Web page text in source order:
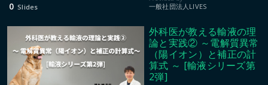
一般社団法人LIVES
0 Slides
外科医が教える輸液の理
論と実践② ～電解質異常
（陽イオン）と補正の計
算式 ～ [輸液シリーズ第
2弾]